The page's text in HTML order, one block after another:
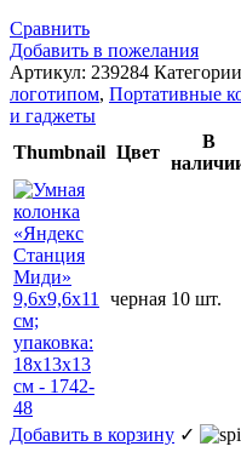
Сравнить
Добавить в пожелания
Артикул: 239284
логотипом, Портативные
и гаджеты
Thumbnail Цвет
В
черная 10 шт.
Добавить в корзину ✓